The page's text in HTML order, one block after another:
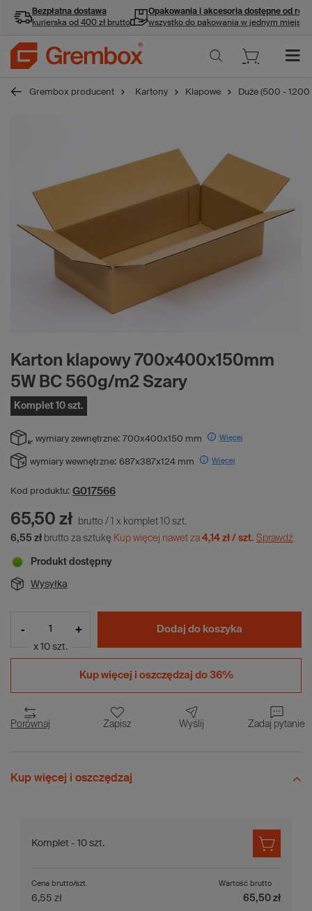
Bezpłatna dostawa
kurierska od 400 zł brutto
Opakowania i akcesoria dostępne od ręki
wszystko do pakowania w jednym miejscu
Grembox producent Kartony Klapowe Duże (500 -
Karton klapowy 700x400x150mm
5W BC 560g/m2 Szary
Komplet 10 szt.
wymiary zewnętrzne: 700x400x150 mm Więcej
wymiary wewnętrzne: 687x387x124 mm Więcej
Kod produktu: G017566
65,50 zł brutto / 1 x komplet 10 szt.
6,55 zł brutto za sztukę Kup więcej nawet za 4,14 zł / szt. Sprawdź
Produkt dostępny
Wysyłka
- +
x 10 szt.
Dodaj do koszyka
Kup więcej i oszczędzaj do 36%
Porównaj Zapisz Wyślij Zadaj pytanie
Kup więcej i oszczędzaj
Komplet - 10 szt.
Cena brutto/szt.
6,55 zł
Wartość brutto
65,50 zł